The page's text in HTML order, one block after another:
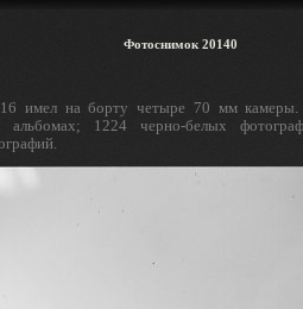
Фотоснимок 20140
имел на борту четыре 70 мм камеры.
альбомах; 1224 черно-белых